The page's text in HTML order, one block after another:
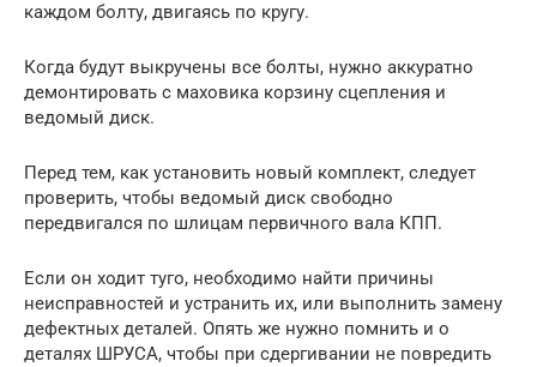
каждом болту, двигаясь по кругу.
Когда будут выкручены все болты, нужно аккуратно
демонтировать с маховика корзину сцепления и
ведомый диск.
Перед тем, как установить новый комплект, следует
проверить, чтобы ведомый диск свободно
передвигался по шлицам первичного вала КПП.
Если он ходит туго, необходимо найти причины
неисправностей и устранить их, или выполнить замену
дефектных деталей. Опять же нужно помнить и о
деталях ШРУСА, чтобы при сдергивании не повредить